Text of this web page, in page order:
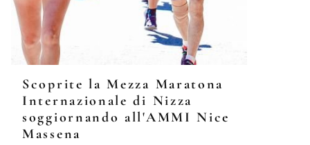
Scoprite la Mezza Maratona
Internazionale di Nizza
soggiornando all'AMMI Nice
Massena